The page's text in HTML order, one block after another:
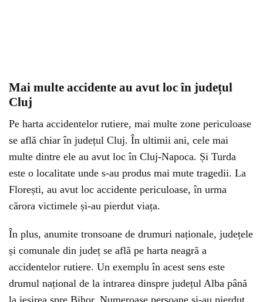
Mai multe accidente au avut loc în județul
Cluj
Pe harta accidentelor rutiere, mai multe zone periculoase
se află chiar în județul Cluj. În ultimii ani, cele mai
multe dintre ele au avut loc în Cluj-Napoca. Și Turda
este o localitate unde s-au produs mai mute tragedii. La
Florești, au avut loc accidente periculoase, în urma
cărora victimele și-au pierdut viața.
În plus, anumite tronsoane de drumuri naționale, județele
și comunale din județ se află pe harta neagră a
accidentelor rutiere. Un exemplu în acest sens este
drumul național de la intrarea dinspre județul Alba până